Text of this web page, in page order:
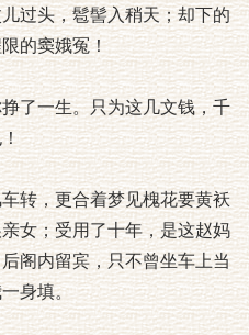
过头，髱髻入稍天；却下的
的窦娥冤！
了一生。只为这几文钱，千
转，更合着梦见槐花要黄袄
女；受用了十年，是这赵妈
阁内留宾，只不曾坐车上当
身填。